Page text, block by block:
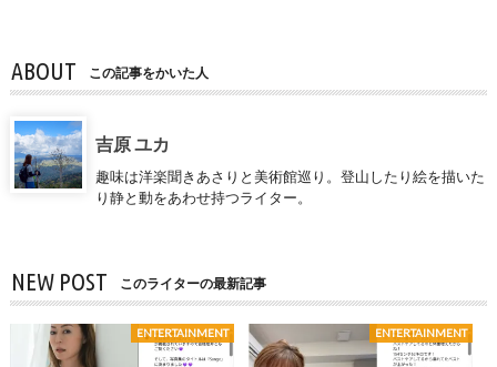
ABOUT この記事をかいた人
吉原 ユカ
趣味は洋楽聞きあさりと美術館巡り。登山したり絵を描いた
り静と動をあわせ持つライター。
NEW POST このライターの最新記事
ENTERTAINMENT ENTERTAINMENT